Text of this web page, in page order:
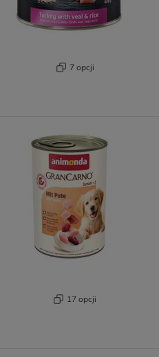
7 opcji
17 opcji